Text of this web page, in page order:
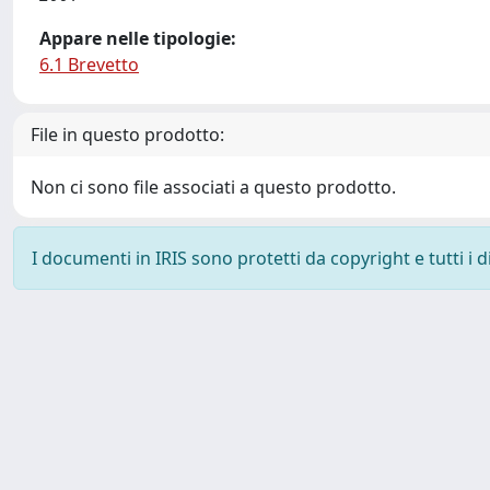
Appare nelle tipologie:
6.1 Brevetto
File in questo prodotto:
Non ci sono file associati a questo prodotto.
I documenti in IRIS sono protetti da copyright e tutti i